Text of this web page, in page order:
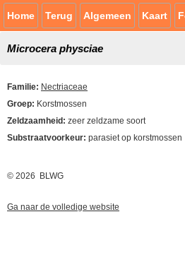
Home Terug Algemeen Kaart
Microcera physciae
Familie: Nectriaceae
Groep: Korstmossen
Zeldzaamheid: zeer zeldzame soort
Substraatvoorkeur: parasiet op korstmossen
© 2026 BLWG
Ga naar de volledige website